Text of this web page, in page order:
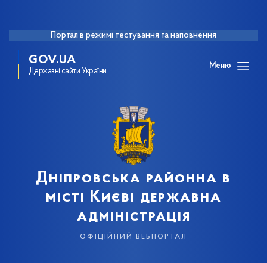
Портал в режимі тестування та наповнення
GOV.UA
Державні сайти України
Меню
Дніпровська районна в
місті Києві державна
адміністрація
офіційний вебпортал